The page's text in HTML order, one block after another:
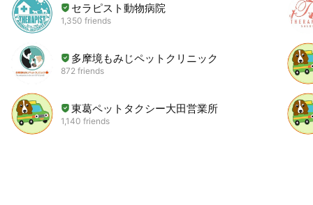
セラピスト動物病院
1,350 friends
多摩境もみじペットクリニック
872 friends
東葛ペットタクシー大田営業所
1,140 friends